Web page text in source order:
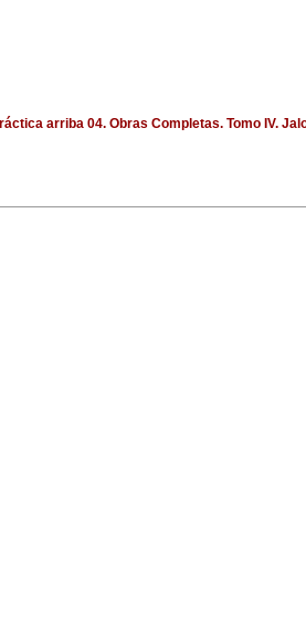
arriba 04. Obras Completas. Tomo IV.